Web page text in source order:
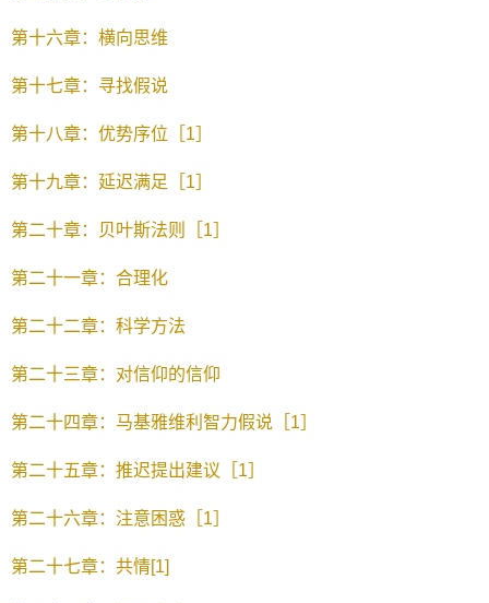
第十六章：横向思维
第十七章：寻找假说
第十八章：优势序位［1］
第十九章：延迟满足［1］
第二十章：贝叶斯法则［1］
第二十一章：合理化
第二十二章：科学方法
第二十三章：对信仰的信仰
第二十四章：马基雅维利智力假说［1］
第二十五章：推迟提出建议［1］
第二十六章：注意困惑［1］
第二十七章：共情[1]